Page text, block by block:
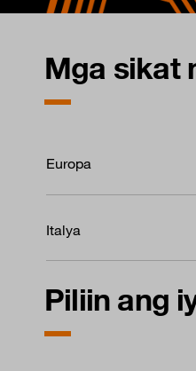
Mga sikat
Europa
Italya
Piliin ang